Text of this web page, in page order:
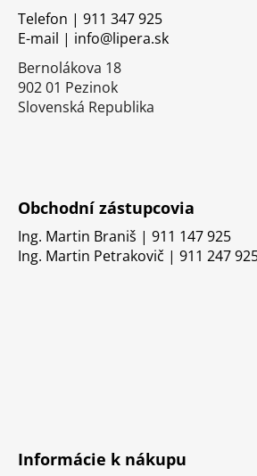
Telefon | 911 347 925
E-mail | info@lipera.sk
Bernolákova 18
902 01 Pezinok
Slovenská Republika
Obchodní zástupcovia
Ing. Martin Braniš | 911 147 925
Ing. Martin Petrakovič | 911 247
Informácie k nákupu